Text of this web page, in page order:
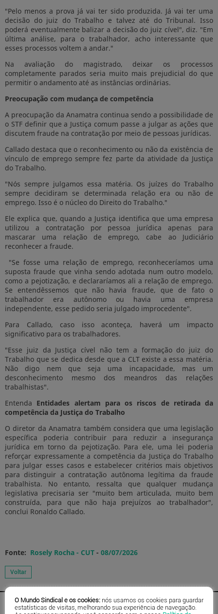
"Pelo menos a prova já vai ter sido produzida. Já vai ter uma
decisão do juiz do Trabalho e talvez até do Tribunal. Isso
poderá eventualmente balizar a decisão do juiz cível", diz. "Em
última análise, para o trabalhador, acho interessante que
esses processos voltem a andar."
Na avaliação do magistrado, deixar os processos
completamente parados seria muito mais prejudicial do que
permitir o andamento até as instâncias ordinárias.
Preocupação com mudança de competência
A preocupação da Anamatra continua sendo a possibilidade de
o STF definir que a Justiça comum passe a julgar as ações que
discutem fraude na contratação por meio de pessoas jurídicas.
Callado destaca que o reconhecimento ou não da existência de
vínculo de emprego sempre fez parte da atividade da Justiça
do Trabalho.
"Nós sempre julgamos essa matéria. Os juízes do Trabalho
sempre decidiram se determinada relação era ou não de
emprego. Isso é o núcleo do Direito do Trabalho."
Ele explica que, quando a Justiça identifica que uma empresa
utilizou a contratação por pessoa jurídica apenas para
mascarar uma relação de emprego, cabe ao Judiciário
reconhecer a fraude.
"Se fosse uma relação de emprego, reconheceríamos uma
suposta fraude que vinha sendo adotada num outro modelo,
como a pejotização, e declararíamos ali a relação de emprego.
Se entendêssemos que não havia fraude, que de fato o
trabalhador era autônomo ou havia uma empresa
independente, esse pedido seria julgado improcedente".
Para Callado, caso isso aconteça, haverá um impacto
significativo para os trabalhadores.
"Esse juiz da Justiça cível não tem a formação do juiz do
Trabalho que se dedica desde que a CLT existe a essa matéria.
Não digo nem que seja uma incapacidade, mas um
desconhecimento mesmo dos meandros das relações
trabalhistas".
Entenda Entidades alertam para os riscos de retirada da
competência da Justiça do Trabalho
O diretor da Anamatra também considera que uma legislação
específica poderia contribuir para reduzir a insegurança
jurídica em torno da pejotização. Para ele, uma lei poderia
reforçar expressamente a competência da Justiça do Trabalho
para julgar esses casos e estabelecer critérios mais objetivos
para distinguir a contratação autônoma legítima da fraude
trabalhista. No entanto, ressalta que qualquer mudança
legislativa precisaria ser "muito bem articulada, muito bem
construída, para que não haja prejuízos ao trabalhador",
conclui Ronaldo Callado.
Fonte: Rosely Rocha - CUT - 08/07/2026
O Mundo Sindical e os cookies: nós usamos os cookies para guardar
estatísticas de visitas, melhorando sua experiência de navegação.